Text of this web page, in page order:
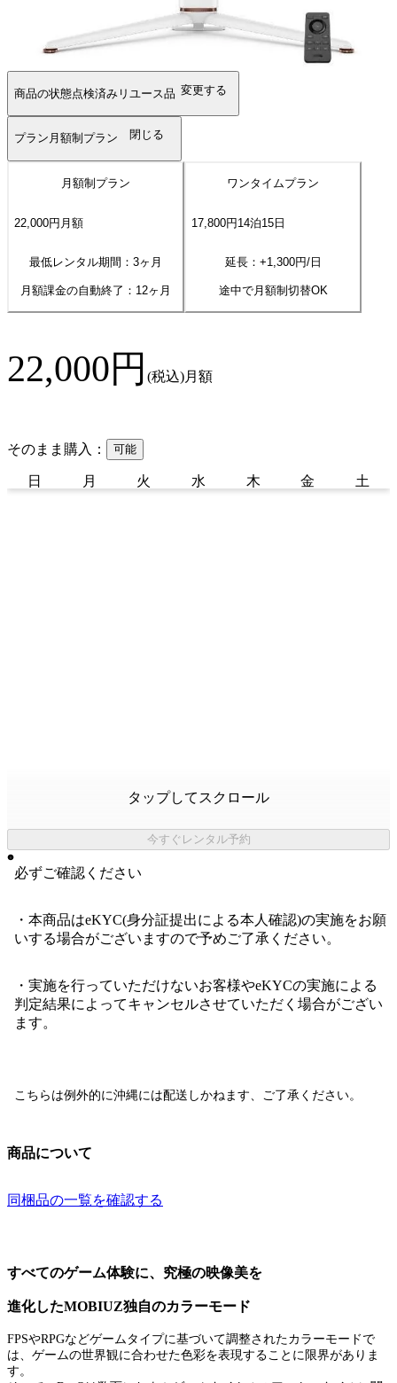
商品の状態点検済みリユース品 変更する
プラン 月額制プラン 閉じる
月額制プラン
22,000円 月額
最低レンタル期間：3ヶ月
月額課金の自動終了： 12ヶ月
ワンタイムプラン
17,800円14泊15日
延長：+1,300円/日
途中で月額制切替OK
22,000円 (税込)月額
そのまま購入： 可能
日 月 火 水 木 金 土
タップしてスクロール
今すぐレンタル予約
必ずご確認ください
・本商品はeKYC(身分証提出による本人確認)の実施をお願
いする場合がございますので予めご了承ください。
・実施を行っていただけないお客様やeKYCの実施による
判定結果によってキャンセルさせていただく場合がござい
ます。
こちらは例外的に沖縄には配送しかねます、ご了承ください。
商品について
同梱品の一覧を確認する
すべてのゲーム体験に、究極の映像美を
進化したMOBIUZ独自のカラーモード
FPSやRPGなどゲームタイプに基づいて調整されたカラーモードで
は、ゲームの世界観に合わせた色彩を表現することに限界がありま
す。